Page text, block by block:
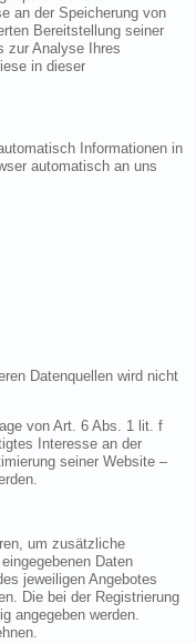
an der Speicherung von
Bereitstellung seiner
zur Analyse Ihres
in dieser
Informationen in
automatisch an uns
Datenquellen wird nicht
von Art. 6 Abs. 1 lit. f
Interesse an der
seiner Website –
um zusätzliche
Daten
jeweiligen Angebotes
Die bei der Registrierung
angegeben werden.